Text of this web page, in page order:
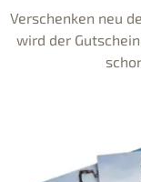
Verschenken neu
wird der